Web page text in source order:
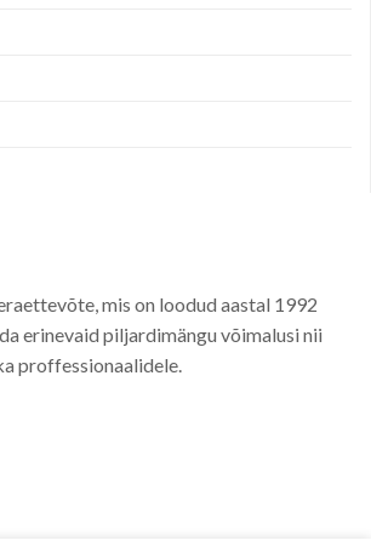
mis on loodud aastal 1992
erinevaid piljardimängu võimalusi nii
proffessionaalidele.